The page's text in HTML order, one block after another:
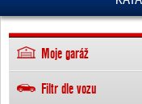
Moje garáž
Filtr dle vozu